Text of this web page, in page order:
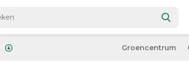
Groencentrum